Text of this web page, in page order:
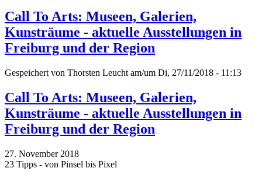
Call To Arts: Museen, Galerien,
Kunsträume - aktuelle Ausstellungen in
Freiburg und der Region
Gespeichert von Thorsten Leucht am/um Di, 27/11/2018 - 11:13
Call To Arts: Museen, Galerien,
Kunsträume - aktuelle Ausstellungen in
Freiburg und der Region
27. November 2018
23 Tipps - von Pinsel bis Pixel